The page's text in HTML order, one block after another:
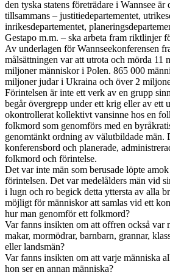
den tyska statens företrädare i Wannsee är
tillsammans – justitiedepartementet,
inrikesdepartementet,
Gestapo m.m. – ska arbeta fram riktlinjer
Av underlagen för Wannseekonferensen
målsättningen var att utrota och mörda 11
miljoner människor i Polen. 865 000
miljoner judar i Ukraina och över 2
Förintelsen är inte ett verk av en grupp
begår övergrepp under ett krig eller av ett
okontrollerat kollektivt vansinne hos en
folkmord som genomförs med en
genomtänkt ordning av välutbildade män.
konferensbord och planerade,
folkmord och förintelse.
Det var inte män som berusade löpte
förintelsen. Det var medelålders män vid
i lugn och ro begick detta yttersta av alla
möjligt för människor att samlas vid ett
hur man genomför ett folkmord?
Var fanns insikten om att offren också var
makar, mormödrar, barnbarn, grannar,
eller landsmän?
Var fanns insikten om att varje människa
hon ser en annan människa?